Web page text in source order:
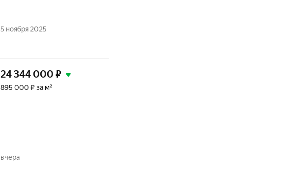
5 ноября 2025
24 344 000 ₽
895 000 ₽ за м²
вчера